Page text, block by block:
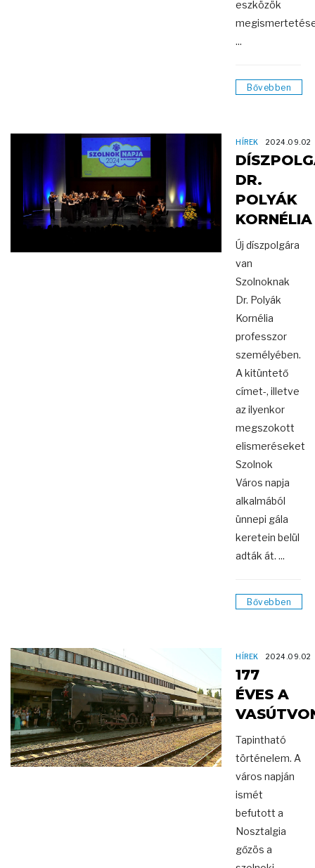
eszközök
...
Bővebben
HÍREK 2024.09.02
DR.
POLYÁK
KORNÉLIA
Új díszpolgára
van
Szolnoknak
Dr. Polyák
Kornélia
professzor
személyében.
A kitüntető
címet-, illetve
az ilyenkor
megszokott
elismeréseket
Szolnok
Város napja
alkalmából
ünnepi gála
keretein belül
adták át. ...
Bővebben
HÍREK 2024.09.02
177
ÉVES A
Tapintható
történelem. A
város napján
ismét
befutott a
Nosztalgia
gőzös a